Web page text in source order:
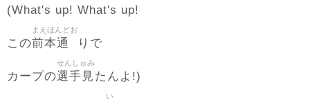
(What's up! What's up!
この前本通
まえほんどお
りで
カープの選手見
せんしゅみ
たんよ!)
い